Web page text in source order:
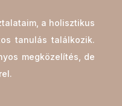
a holisztikus
tanulás találkozik.
megközelítés, de